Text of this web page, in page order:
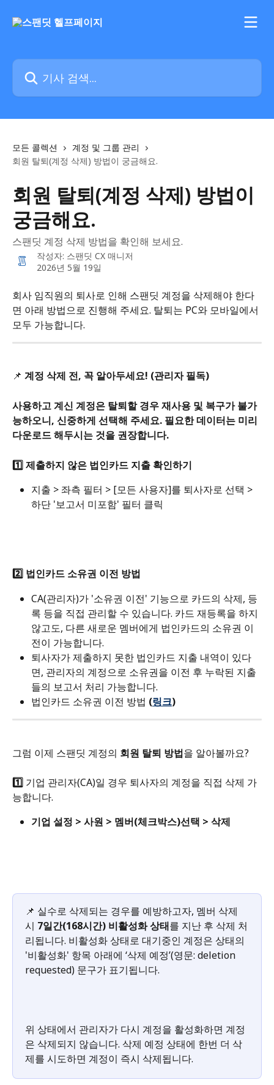
기사 검색...
모든 콜렉션
계정 및 그룹 관리
회원 탈퇴(계정 삭제) 방법이 궁금해요.
회원 탈퇴(계정 삭제) 방법이
궁금해요.
스팬딧 계정 삭제 방법을 확인해 보세요.
작성자: 스팬딧 CX 매니저
2026년 5월 19일
회사 임직원의 퇴사로 인해 스팬딧 계정을 삭제해야 한다
면 아래 방법으로 진행해 주세요. 탈퇴는 PC와 모바일에서
모두 가능합니다.
📌 계정 삭제 전, 꼭 알아두세요! (관리자 필독)
사용하고 계신 계정은 탈퇴할 경우 재사용 및 복구가 불가
능하오니, 신중하게 선택해 주세요. 필요한 데이터는 미리
다운로드 해두시는 것을 권장합니다.
1️⃣ 제출하지 않은 법인카드 지출 확인하기
지출 > 좌측 필터 > [모든 사용자]를 퇴사자로 선택 >
하단 '보고서 미포함' 필터 클릭
2️⃣ 법인카드 소유권 이전 방법
CA(관리자)가 '소유권 이전' 기능으로 카드의 삭제, 등
록 등을 직접 관리할 수 있습니다. 카드 재등록을 하지
않고도, 다른 새로운 멤버에게 법인카드의 소유권 이
전이 가능합니다.
퇴사자가 제출하지 못한 법인카드 지출 내역이 있다
면, 관리자의 계정으로 소유권을 이전 후 누락된 지출
들의 보고서 처리 가능합니다.
법인카드 소유권 이전 방법 (링크)
그럼 이제 스팬딧 계정의 회원 탈퇴 방법을 알아볼까요?
1️⃣ 기업 관리자(CA)일 경우 퇴사자의 계정을 직접 삭제 가
능합니다.
기업 설정 > 사원 > 멤버(체크박스)선택 > 삭제
📌 실수로 삭제되는 경우를 예방하고자, 멤버 삭제
시 7일간(168시간) 비활성화 상태를 지난 후 삭제 처
리됩니다. 비활성화 상태로 대기중인 계정은 상태의
'비활성화' 항목 아래에 ‘삭제 예정’(영문: deletion
requested) 문구가 표기됩니다.
위 상태에서 관리자가 다시 계정을 활성화하면 계정
은 삭제되지 않습니다. 삭제 예정 상태에 한번 더 삭
제를 시도하면 계정이 즉시 삭제됩니다.